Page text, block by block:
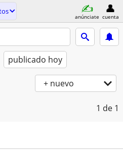
anúnciate cuenta
publicado hoy
+ nuevo
1 de 1